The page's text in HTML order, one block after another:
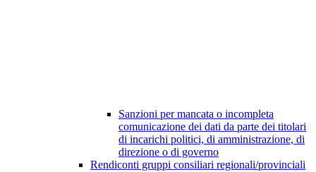
Sanzioni per mancata o incompleta
comunicazione dei dati da parte dei titolari
di incarichi politici, di amministrazione, di
direzione o di governo
Rendiconti gruppi consiliari regionali/provinciali